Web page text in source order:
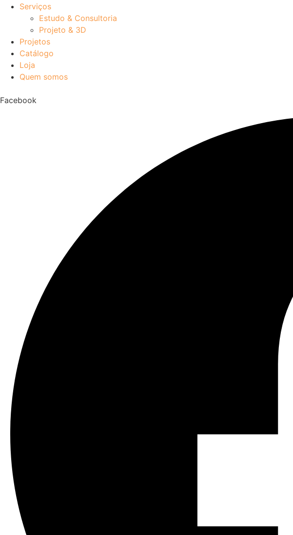
Serviços
Estudo & Consultoria
Projeto & 3D
Projetos
Catálogo
Loja
Quem somos
Facebook